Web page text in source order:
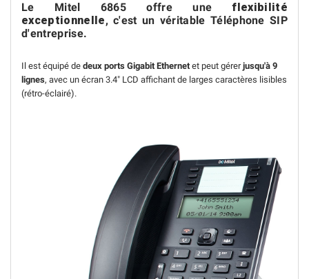
Le Mitel 6865 offre uneflexibilité
exceptionnelle, c'est un véritable Téléphone SIP
d'entreprise.
Il est équipé de deux ports Gigabit Ethernetet peut gérerjusqu'à 9
lignes, avec un écran 3.4" LCD affichant de larges caractères lisibles
(rétro-éclairé).